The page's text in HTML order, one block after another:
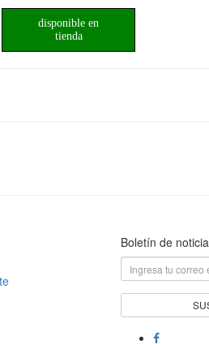
disponible en
tienda
Boletín de